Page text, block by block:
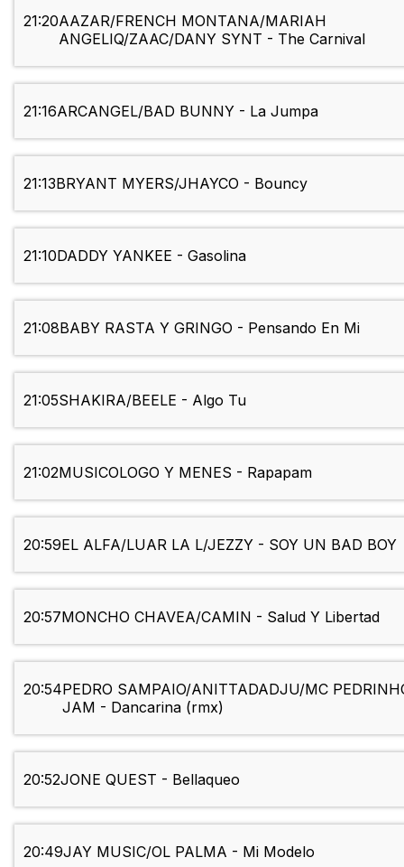
21:20AAZAR/FRENCH MONTANA/MARIAH
ANGELIQ/ZAAC/DANY SYNT - The Carnival
21:16ARCANGEL/BAD BUNNY - La Jumpa
21:13BRYANT MYERS/JHAYCO - Bouncy
21:10DADDY YANKEE - Gasolina
21:08BABY RASTA Y GRINGO - Pensando En Mi
21:05SHAKIRA/BEELE - Algo Tu
21:02MUSICOLOGO Y MENES - Rapapam
20:59EL ALFA/LUAR LA L/JEZZY - SOY UN BAD BOY
20:57MONCHO CHAVEA/CAMIN - Salud Y Libertad
20:54PEDRO SAMPAIO/ANITTADADJU/MC
JAM - Dancarina (rmx)
20:52JONE QUEST - Bellaqueo
20:49JAY MUSIC/OL PALMA - Mi Modelo